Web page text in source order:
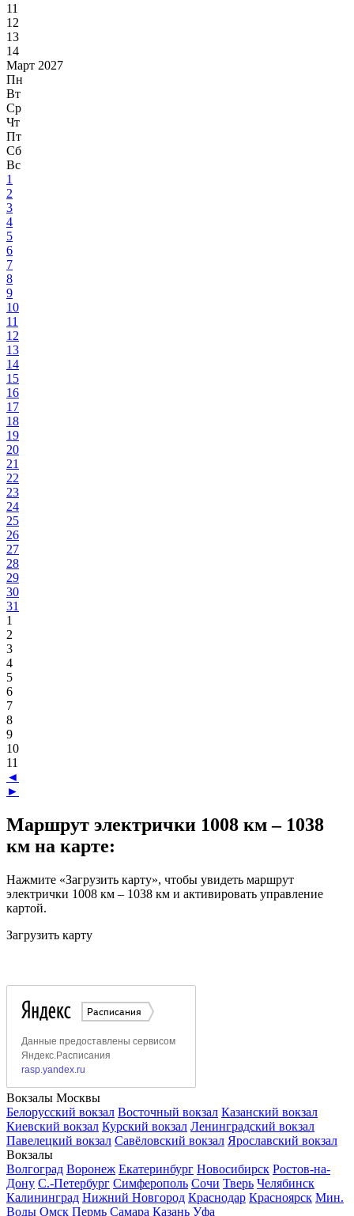
11
12
13
14
Март 2027
Пн
Вт
Ср
Чт
Пт
Сб
Вс
1
2
3
4
5
6
7
8
9
10
11
12
13
14
15
16
17
18
19
20
21
22
23
24
25
26
27
28
29
30
31
1
2
3
4
5
6
7
8
9
10
11
◄
►
Маршрут электрички 1008 км – 1038
км на карте:
Нажмите «Загрузить карту», чтобы увидеть маршрут
электрички 1008 км – 1038 км и активировать управление
картой.
Загрузить карту
Вокзалы Москвы
Белорусский вокзал Восточный вокзал Казанский вокзал
Киевский вокзал Курский вокзал Ленинградский вокзал
Павелецкий вокзал Савёловский вокзал Ярославский вокзал
Вокзалы
Волгоград Воронеж Екатеринбург Новосибирск Ростов-на-
Дону С.-Петербург Симферополь Сочи Тверь Челябинск
Калининград Нижний Новгород Краснодар Красноярск Мин.
Воды Омск Пермь Самара Казань Уфа